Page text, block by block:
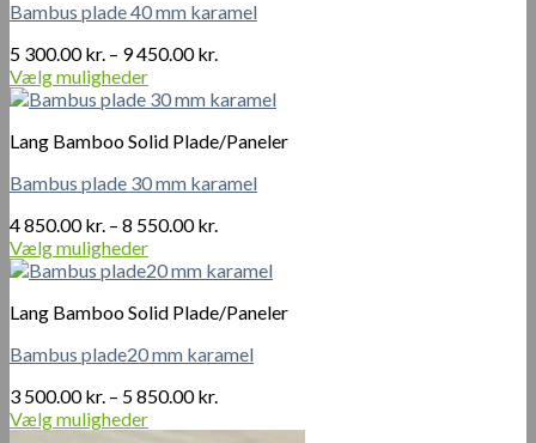
Bambus plade 40 mm karamel
5 300.00kr. – 9 450.00kr.
300.00 kr.
9
Vælg muligheder
Dette
har
varianter.
kan
vælges
på
varesiden
Lang Bamboo Solid Plade/Paneler
Bambus plade 30 mm karamel
4 850.00kr. – 8 550.00kr.
850.00 kr.
8
Vælg muligheder
Dette
har
varianter.
kan
vælges
Lang Bamboo Solid Plade/Paneler
Bambus plade20 mm karamel
3 500.00kr. – 5 850.00kr.
Vælg muligheder